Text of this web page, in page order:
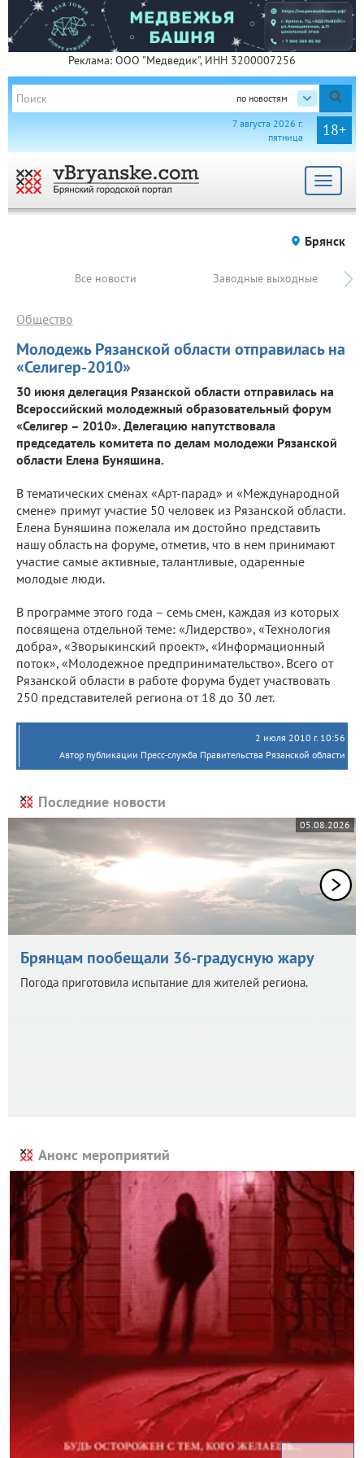
Реклама: ООО "Медведик", ИНН 3200007256
по новостям
18+
7 августа 2026 г.
пятница
Toggle
Брянск
Все новости Заводные выходные
Молодежь Рязанской области отправилась на
«Селигер-2010»
Общество
30 июня делегация Рязанской области отправилась на
Всероссийский молодежный образовательный форум
«Селигер – 2010». Делегацию напутствовала
председатель комитета по делам молодежи Рязанской
области Елена Буняшина.
В тематических сменах «Арт-парад» и «Международной
смене» примут участие 50 человек из Рязанской области.
Елена Буняшина пожелала им достойно представить
нашу область на форуме, отметив, что в нем принимают
участие самые активные, талантливые, одаренные
молодые люди.
В программе этого года – семь смен, каждая из которых
посвящена отдельной теме: «Лидерство», «Технология
добра», «Зворыкинский проект», «Информационный
поток», «Молодежное предпринимательство». Всего от
Рязанской области в работе форума будет участвовать
250 представителей региона от 18 до 30 лет.
2 июля 2010 г. 10:56
Автор публикации Пресс-служба Правительства Рязанской области
Последние новости
05.08.2026
Брянцам пообещали 36-градусную жару
Погода приготовила испытание для жителей региона.
Анонс мероприятий